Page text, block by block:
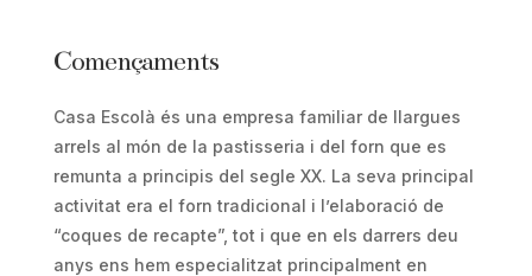
Començaments
Casa Escolà és una empresa familiar de llargues
arrels al món de la pastisseria i del forn que es
remunta a principis del segle XX. La seva principal
activitat era el forn tradicional i l’elaboració de
“coques de recapte”, tot i que en els darrers deu
anys ens hem especialitzat principalment en